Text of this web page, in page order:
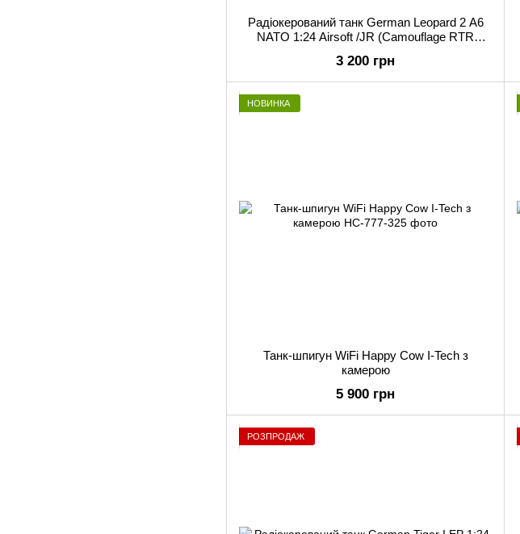
Радіокерований танк German Leopard 2 A6
NATO 1:24 Airsoft /JR (Camouflage RTR
3 200 грн
НОВИНКА
Танк-шпигун WiFi Happy Cow I-Tech з
камерою
5 900 грн
РОЗПРОДАЖ